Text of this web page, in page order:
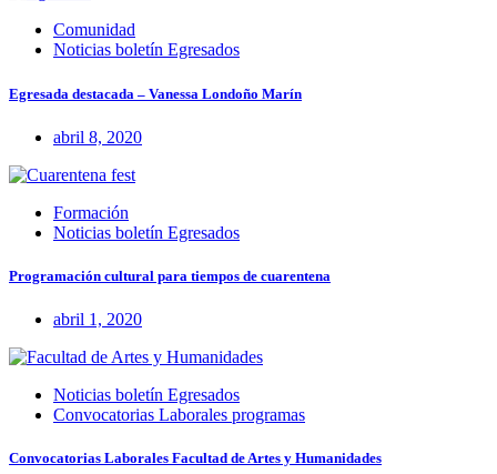
Comunidad
Noticias boletín Egresados
Egresada destacada – Vanessa Londoño Marín
abril 8, 2020
Formación
Noticias boletín Egresados
Programación cultural para tiempos de cuarentena
abril 1, 2020
Noticias boletín Egresados
Convocatorias Laborales programas
Convocatorias Laborales Facultad de Artes y Humanidades